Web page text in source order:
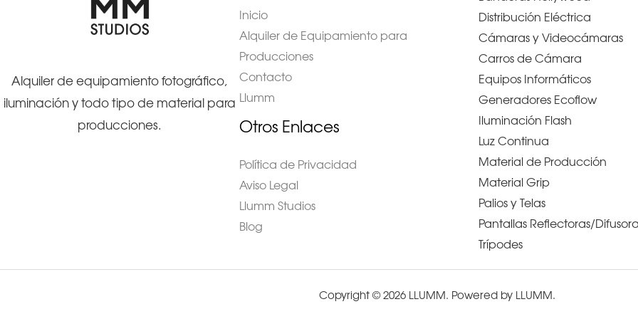
Alquiler de equipamiento fotográfico,
iluminación y todo tipo de material para
producciones.
Inicio
Alquiler de Equipamiento para
Producciones
Contacto
Llumm
Otros Enlaces
Política de Privacidad
Aviso Legal
Llumm Studios
Blog
Distribución Eléctrica
Cámaras y Videocámaras
Carros de Cámara
Equipos Informáticos
Generadores Ecoflow
Iluminación Flash
Luz Continua
Material de Producción
Material Grip
Palios y Telas
Pantallas Reflectoras/
Trípodes
Copyright © 2026 LLUMM. Powered by LLUMM.